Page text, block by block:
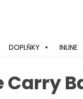
DOPLŇKY INLINE